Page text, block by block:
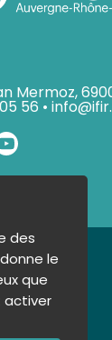
Mermoz,
56 •
des
le
que
activer